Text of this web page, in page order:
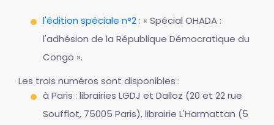
l'édition spéciale n°2 : « Spécial OHADA :
l'adhésion de la République Démocratique du
Congo ».
Les trois numéros sont disponibles :
à Paris : librairies LGDJ et Dalloz (20 et 22 rue
Soufflot, 75005 Paris), librairie L'Harmattan (5